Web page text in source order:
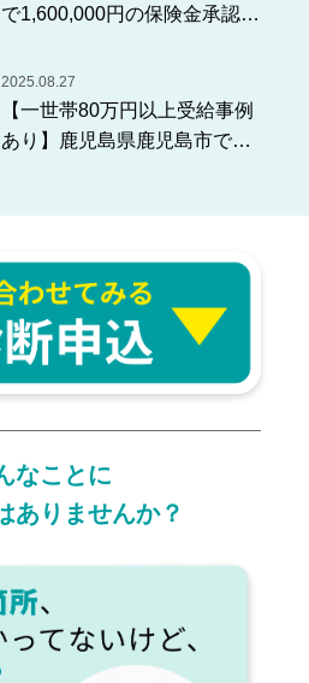
で1,600,000円の保険金承認が
2025.08.27
【一世帯80万円以上受給事例
あり】鹿児島県鹿児島市で強
なことに
ありませんか？